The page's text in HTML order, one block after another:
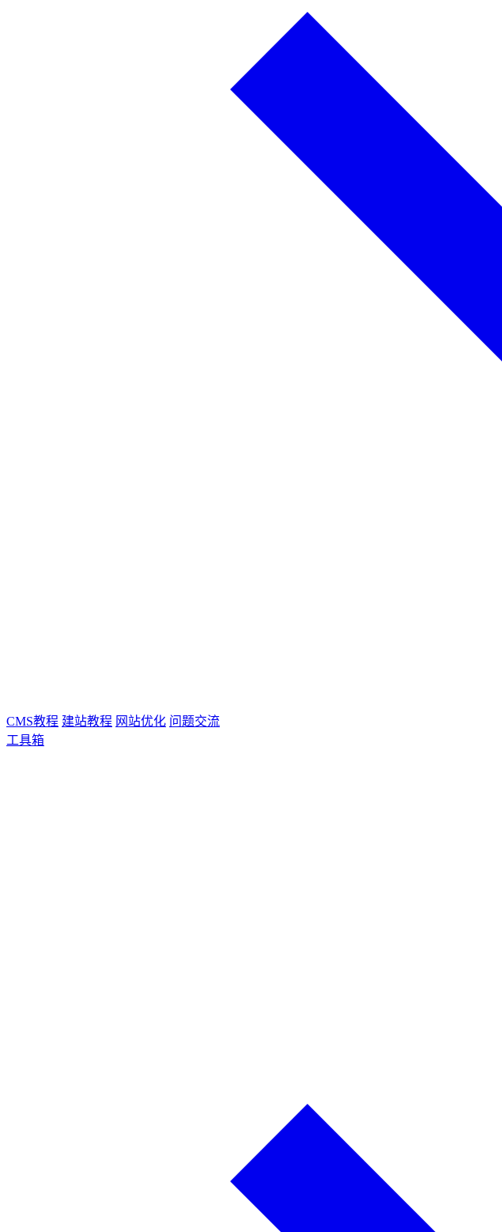
CMS教程 建站教程 网站优化 问题交流
工具箱